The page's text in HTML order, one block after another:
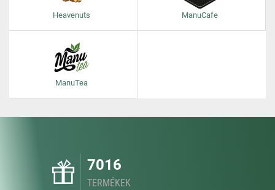
Heavenuts ManuCafe
ManuTea
7016
TERMÉKEK